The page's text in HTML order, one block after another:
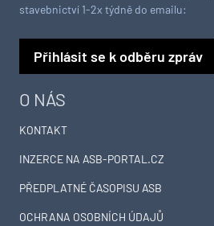
O NÁS
KONTAKT
INZERCE NA ASB-PORTAL.CZ
PŘEDPLATNÉ ČASOPISU ASB
OCHRANA OSOBNÍCH ÚDAJŮ
stavebnictví 1-2x týdně do emailu:
Přihlásit se k odběru zpráv